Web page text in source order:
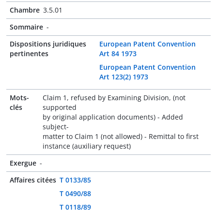
Chambre 3.5.01
Sommaire -
Dispositions juridiques
pertinentes
European Patent Convention
Art 84 1973
European Patent Convention
Art 123(2) 1973
Mots-
clés
Claim 1, refused by Examining Division, (not
supported
by original application documents) - Added
subject-
matter to Claim 1 (not allowed) - Remittal to first
instance (auxiliary request)
Exergue -
Affaires citées T 0133/85
T 0490/88
T 0118/89